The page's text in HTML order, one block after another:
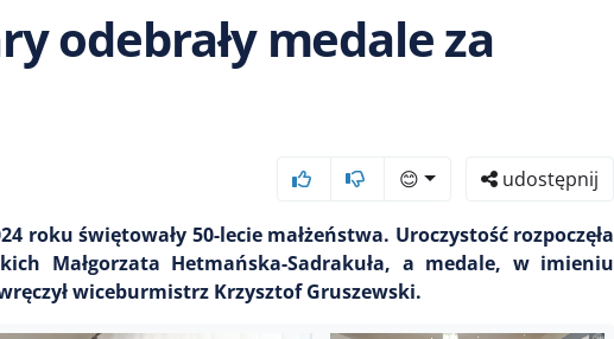
odebrały medale za
😊 udostępnij
roku świętowały 50-lecie małżeństwa. Uroczystość rozpoczęła
Małgorzata Hetmańska-Sadrakuła, a medale, w imieniu
wiceburmistrz Krzysztof Gruszewski.